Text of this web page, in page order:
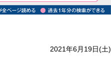
2021年6月19日(土)